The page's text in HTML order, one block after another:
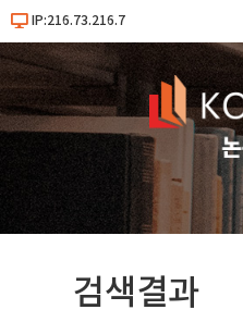
IP:216.73.216.7
검색결과